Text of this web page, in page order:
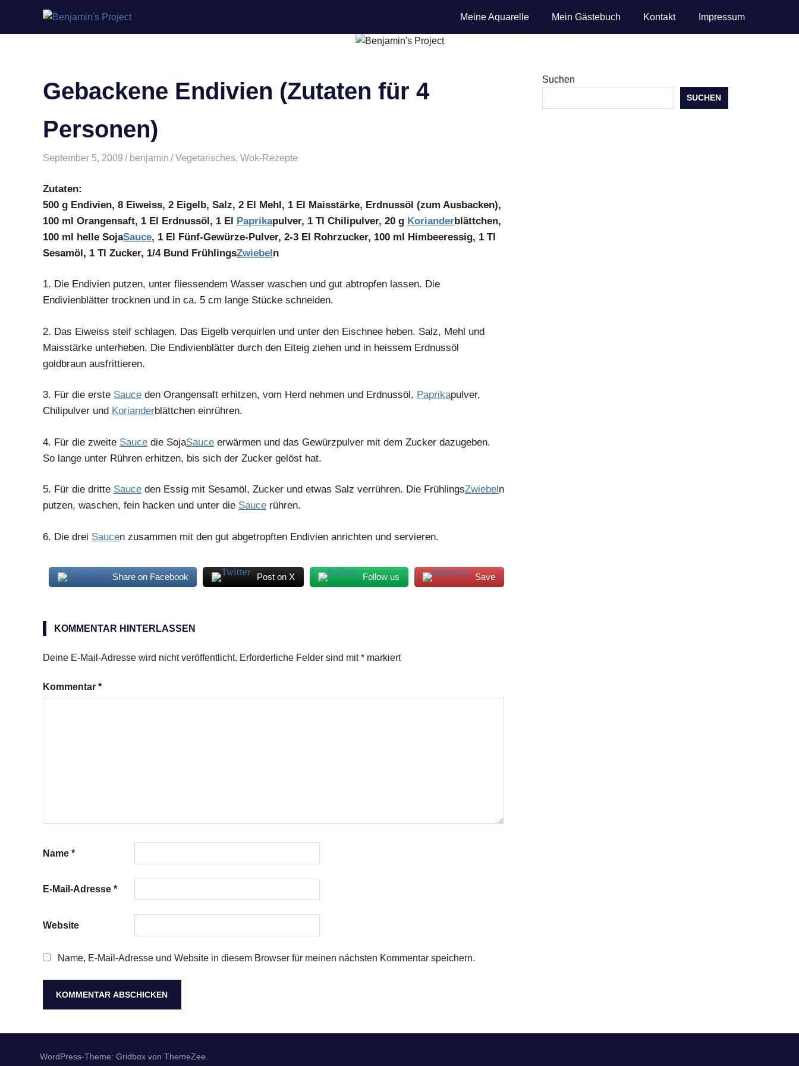
Meine Aquarelle Mein Gästebuch Kontakt Impressum
Gebackene Endivien (Zutaten für 4
Personen)
September 5, 2009 benjamin Vegetarisches,Wok-Rezepte
Zutaten:
500 g Endivien, 8 Eiweiss, 2 Eigelb, Salz, 2 El Mehl, 1 El Maisstärke, Erdnussöl (zum Ausbacken),
100 ml Orangensaft, 1 El Erdnussöl, 1 El Paprikapulver, 1 Tl Chilipulver, 20 g Korianderblättchen,
100 ml helle SojaSauce, 1 El Fünf-Gewürze-Pulver, 2-3 El Rohrzucker, 100 ml Himbeeressig, 1 Tl
Sesamöl, 1 Tl Zucker, 1/4 Bund FrühlingsZwiebeln
1. Die Endivien putzen, unter fliessendem Wasser waschen und gut abtropfen lassen. Die
Endivienblätter trocknen und in ca. 5 cm lange Stücke schneiden.
2. Das Eiweiss steif schlagen. Das Eigelb verquirlen und unter den Eischnee heben. Salz, Mehl und
Maisstärke unterheben. Die Endivienblätter durch den Eiteig ziehen und in heissem Erdnussöl
goldbraun ausfrittieren.
3. Für die erste Sauce den Orangensaft erhitzen, vom Herd nehmen und Erdnussöl, Paprikapulver,
Chilipulver und Korianderblättchen einrühren.
4. Für die zweite Sauce die SojaSauce erwärmen und das Gewürzpulver mit dem Zucker dazugeben.
So lange unter Rühren erhitzen, bis sich der Zucker gelöst hat.
5. Für die dritte Sauce den Essig mit Sesamöl, Zucker und etwas Salz verrühren. Die FrühlingsZwiebeln
putzen, waschen, fein hacken und unter die Sauce rühren.
6. Die drei Saucen zusammen mit den gut abgetropften Endivien anrichten und servieren.
Share on Facebook Post on X Follow us Save
gebacken
KOMMENTAR HINTERLASSEN
Deine E-Mail-Adresse wird nicht veröffentlicht. Erforderliche Felder sind mit* markiert
Kommentar *
Name *
E-Mail-Adresse *
Website
Name, E-Mail-Adresse und Website in diesem Browser für meinen nächsten Kommentar speichern.
Suchen
SUCHEN
WordPress-Theme: Gridbox von ThemeZee.